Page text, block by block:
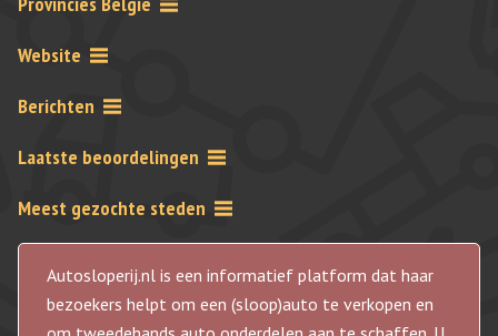
Website
Berichten
Laatste beoordelingen
Meest gezochte steden
Autosloperij.nl is een informatief platform dat haar
bezoekers helpt om een (sloop)auto te verkopen en